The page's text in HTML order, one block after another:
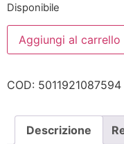
Disponibile
Citadel
Skulls
quantità
Aggiungi al carrello
COD: 5011921087594
Descrizione